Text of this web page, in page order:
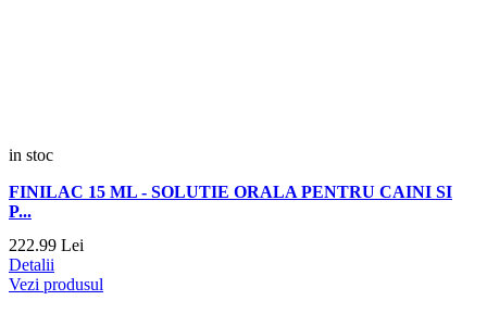
in stoc
FINILAC 15 ML - SOLUTIE ORALA PENTRU CAINI SI
P...
222.99 Lei
Detalii
Vezi produsul